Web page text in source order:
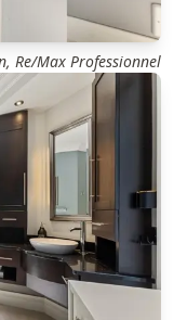
Re/Max Professionnel